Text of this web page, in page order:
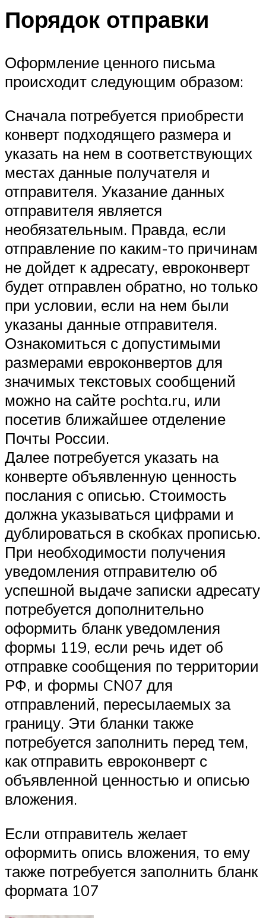
Порядок отправки
Оформление ценного письма
происходит следующим образом:
Сначала потребуется приобрести
конверт подходящего размера и
указать на нем в соответствующих
местах данные получателя и
отправителя. Указание данных
отправителя является
необязательным. Правда, если
отправление по каким-то причинам
не дойдет к адресату, евроконверт
будет отправлен обратно, но только
при условии, если на нем были
указаны данные отправителя.
Ознакомиться с допустимыми
размерами евроконвертов для
значимых текстовых сообщений
можно на сайте pochta.ru, или
посетив ближайшее отделение
Почты России.
Далее потребуется указать на
конверте объявленную ценность
послания с описью. Стоимость
должна указываться цифрами и
дублироваться в скобках прописью.
При необходимости получения
уведомления отправителю об
успешной выдаче записки адресату
потребуется дополнительно
оформить бланк уведомления
формы 119, если речь идет об
отправке сообщения по территории
РФ, и формы CN07 для
отправлений, пересылаемых за
границу. Эти бланки также
потребуется заполнить перед тем,
как отправить евроконверт с
объявленной ценностью и описью
вложения.
Если отправитель желает
оформить опись вложения, то ему
также потребуется заполнить бланк
формата 107